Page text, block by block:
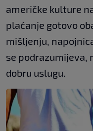
američke kulture
plaćanje gotovo
mišljenju,
se podrazumijeva,
dobru uslugu.